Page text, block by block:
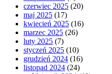
czerwiec 2025 (20)
maj 2025 (17)
kwiecień 2025 (16)
marzec 2025 (26)
luty 2025 (7)
styczeń 2025 (10)
grudzień 2024 (16)
listopad 2024 (24)